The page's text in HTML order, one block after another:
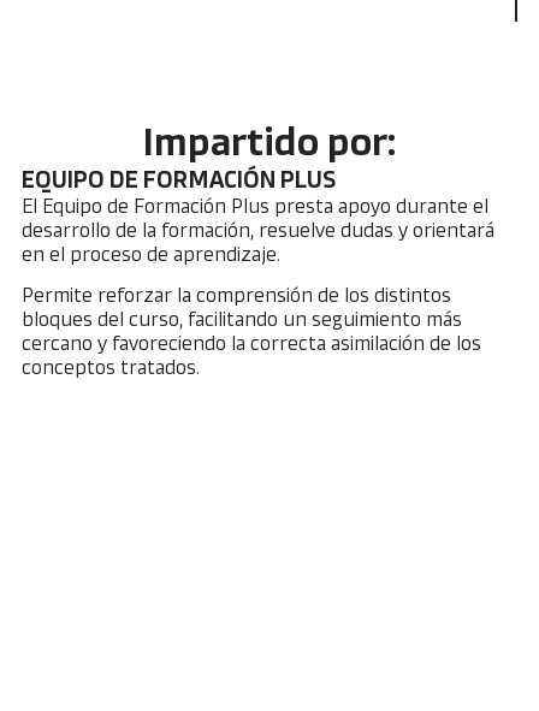
Impartido por:
EQUIPO DE FORMACIÓN PLUS
El Equipo de Formación Plus presta apoyo durante el
desarrollo de la formación, resuelve dudas y orientará
en el proceso de aprendizaje.
Permite reforzar la comprensión de los distintos
bloques del curso, facilitando un seguimiento más
cercano y favoreciendo la correcta asimilación de los
conceptos tratados.